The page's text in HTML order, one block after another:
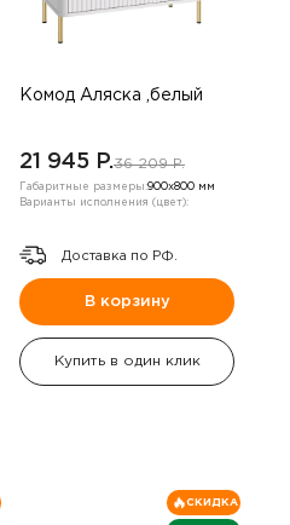
Комод Аляска ,белый
21 945 P.36 209 P.
Габаритные размеры:900х800 мм
Варианты исполнения (цвет):
Доставка по РФ.
В корзину
Купить в один клик
СКИДКА